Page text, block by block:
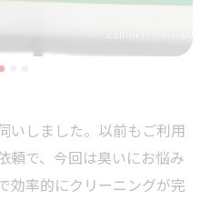
いしました。以前もご利用
頼で、今回は臭いにお悩み
効率的にクリーニングが完